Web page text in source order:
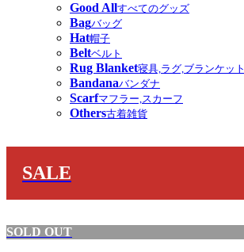
Good Allすべてのグッズ
Bagバッグ
Hat帽子
Beltベルト
Rug Blanket寝具,ラグ,ブランケット
Bandanaバンダナ
Scarfマフラー,スカーフ
Others古着雑貨
SALE
SOLD OUT